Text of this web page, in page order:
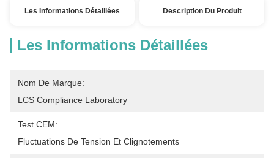
Les Informations Détaillées Description Du Produit
Les Informations Détaillées
Nom De Marque:
LCS Compliance Laboratory
Test CEM:
Fluctuations De Tension Et Clignotements